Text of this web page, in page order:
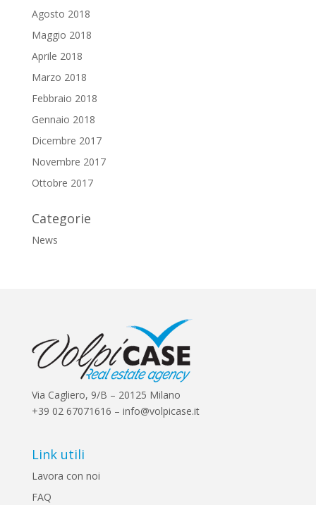
Agosto 2018
Maggio 2018
Aprile 2018
Marzo 2018
Febbraio 2018
Gennaio 2018
Dicembre 2017
Novembre 2017
Ottobre 2017
Categorie
News
Via Cagliero, 9/B – 20125 Milano
+39 02 67071616 – info@volpicase.it
Link utili
Lavora con noi
FAQ